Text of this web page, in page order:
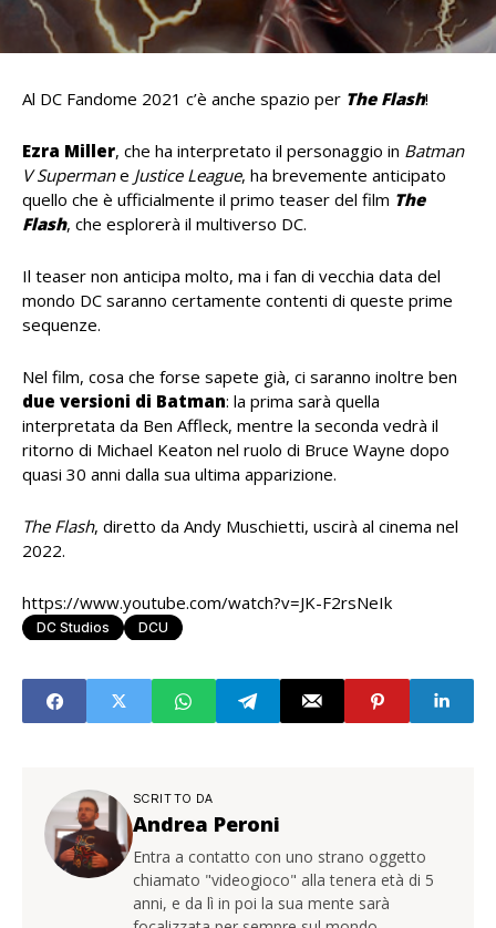
Al DC Fandome 2021 c’è anche spazio per The Flash!
Ezra Miller, che ha interpretato il personaggio in Batman
V Supermane Justice League, ha brevemente anticipato
quello che è ufficialmente il primo teaser del film The
Flash, che esplorerà il multiverso DC.
Il teaser non anticipa molto, ma i fan di vecchia data del
mondo DC saranno certamente contenti di queste prime
sequenze.
Nel film, cosa che forse sapete già, ci saranno inoltre ben
due versioni di Batman: la prima sarà quella
interpretata da Ben Affleck, mentre la seconda vedrà il
ritorno di Michael Keaton nel ruolo di Bruce Wayne dopo
quasi 30 anni dalla sua ultima apparizione.
The Flash, diretto da Andy Muschietti, uscirà al cinema nel
2022.
https://www.youtube.com/watch?v=JK-F2rsNeIk
DC Studios DCU
SCRITTO DA
Andrea Peroni
Entra a contatto con uno strano oggetto
chiamato "videogioco" alla tenera età di 5
anni, e da lì in poi la sua mente sarà